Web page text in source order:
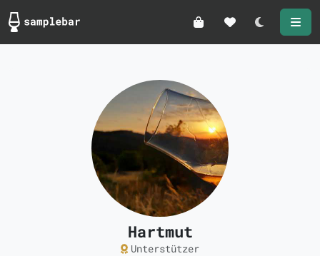
Darkmode
Hartmut
Unterstützer